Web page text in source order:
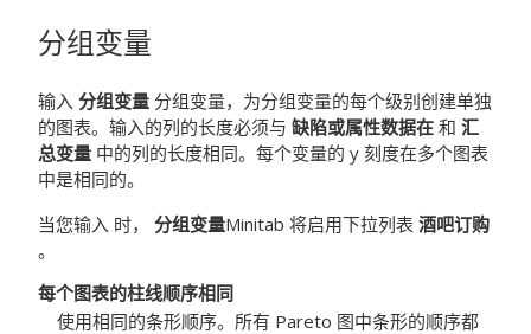
分组变量
输入 分组变量 分组变量，为分组变量的每个级别创建单独
的图表。输入的列的长度必须与 缺陷或属性数据在 和 汇
总变量 中的列的长度相同。每个变量的 y 刻度在多个图表
中是相同的。
当您输入 时， 分组变量Minitab 将启用下拉列表 酒吧订购
。
每个图表的柱线顺序相同
使用相同的条形顺序。所有 Pareto 图中条形的顺序都